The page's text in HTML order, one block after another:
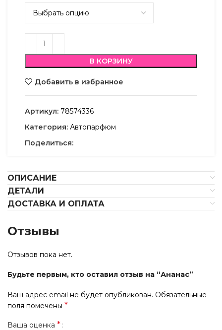
В КОРЗИНУ
Добавить в избранное
Артикул: 78574336
Категория: Автопарфюм
Поделиться:
ОПИСАНИЕ
ДЕТАЛИ
ДОСТАВКА И ОПЛАТА
Отзывы
Отзывов пока нет.
Будьте первым, кто оставил отзыв на “Ананас”
Ваш адрес email не будет опубликован. Обязательные
поля помечены *
Ваша оценка *